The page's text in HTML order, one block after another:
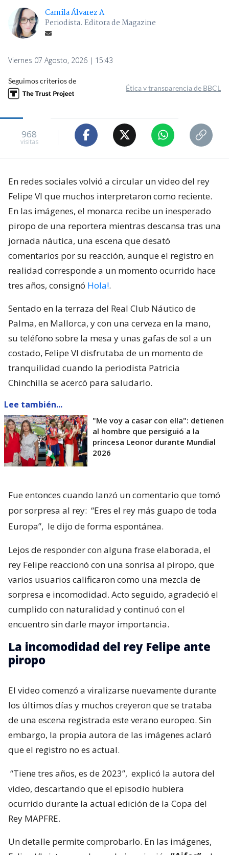
Camila Álvarez A
Periodista. Editora de Magazine
Viernes 07 Agosto, 2026 | 15:43
Seguimos criterios de
Ética y transparencia de BBCL
968
visitas
En redes sociales volvió a circular un video del rey
Felipe VI que muchos interpretaron como reciente.
En las imágenes, el monarca recibe un inesperado
piropo de una reportera mientras descansa tras una
jornada náutica, una escena que desató
comentarios por su reacción, aunque el registro en
realidad corresponde a un momento ocurrido hace
tres años, consignó Hola!.
Sentado en la terraza del Real Club Náutico de
Palma, en Mallorca, y con una cerveza en la mano,
su teléfono sobre la mesa y unas gafas de sol a un
costado, Felipe VI disfrutaba de un momento de
tranquilidad cuando la periodista Patricia
Chinchilla se acercó para saludarlo.
Lee también...
"Me voy a casar con ella": detienen
al hombre que persiguió a la
princesa Leonor durante Mundial
2026
Fue entonces cuando lanzó un comentario que tomó
por sorpresa al rey: “Eres el rey más guapo de toda
Europa”, le dijo de forma espontánea.
Lejos de responder con alguna frase elaborada, el
rey Felipe reaccionó con una sonrisa al piropo, que
varios usuarios calificaron como una mezcla de
sorpresa e incomodidad. Acto seguido, agradeció el
cumplido con naturalidad y continuó con el
encuentro sin darle mayor importancia.
La incomodidad del rey Felipe ante
piropo
El video comenzó a viralizarse nuevamente durante
los últimos días y muchos creyeron que se trataba
de una escena registrada este verano europeo. Sin
embargo, la propia autora de las imágenes aclaró
que el registro no es actual.
“Tiene tres años, es de 2023”, explicó la autora del
video, descartando que el episodio hubiera
ocurrido durante la actual edición de la Copa del
Rey MAPFRE.
Un detalle permite comprobarlo. En las imágenes,